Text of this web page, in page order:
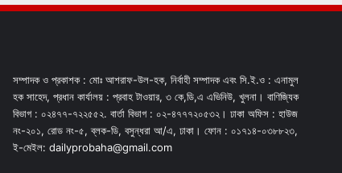
সম্পাদক ও প্রকাশক : মোঃ আশরাফ-উল-হক, নির্বাহী সম্পাদক এবং সি.ই.ও : এনামুল
হক সাহেদ, প্রধান কার্যালয় : প্রবাহ টাওয়ার, ৩ কে,ডি,এ এভিনিউ, খুলনা। বাণিজ্যিক
বিভাগ : ০২৪৭৭-৭২২৫৫২. বার্তা বিভাগ : ০২-৪৭৭৭২০৫৩২। ঢাকা অফিস : হাউজ
নং-২০১, রোড নং-৫, ব্লক-ডি, বসুন্ধরা আ/এ, ঢাকা। ফোন : ০১৭১৪-০৩৮৮২৩,
ই-মেইল: dailyprobaha@gmail.com